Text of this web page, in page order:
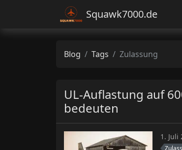
Squawk7000.de
Blog Tags Zulassung
UL-Auflastung auf
bedeuten
1. Juli